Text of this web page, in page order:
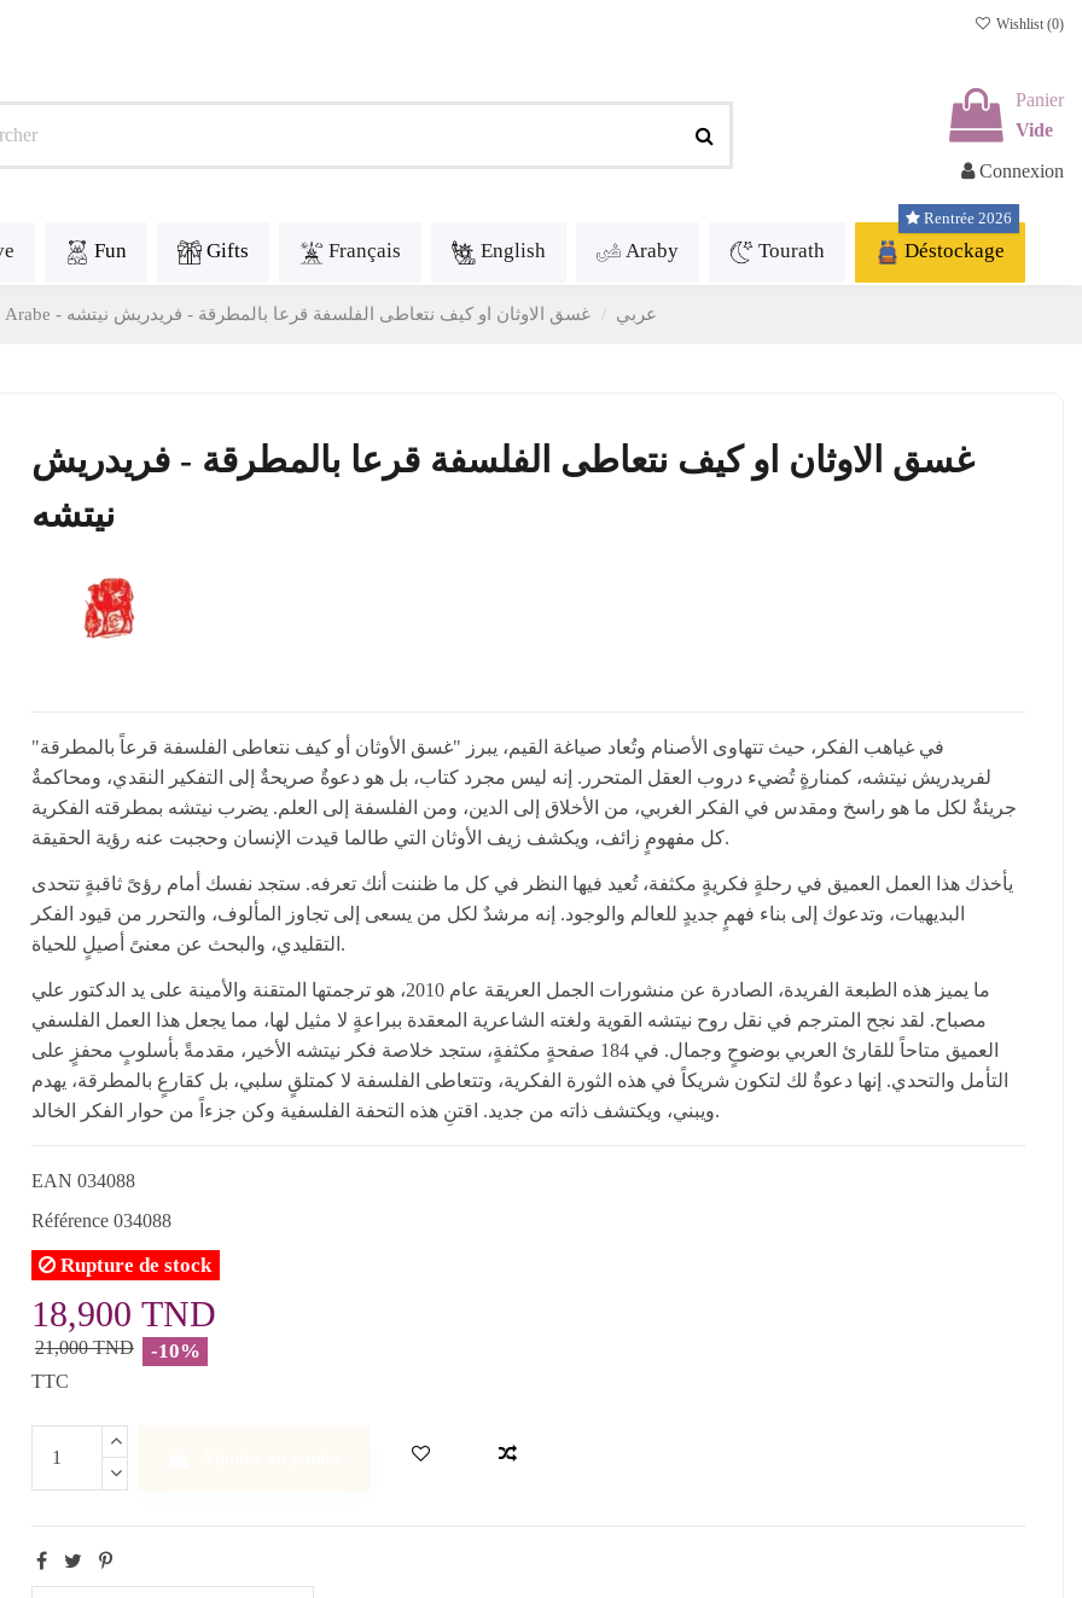
Wishlist (0)
Panier
Vide
Connexion
Fun Gifts Français English Araby Tourath Déstockage
Rentrée 2026
Arabe - عربي غسق الاوثان او كيف نتعاطى الفلسفة قرعا بالمطرقة - فريدريش نيتشه
غسق الاوثان او كيف نتعاطى الفلسفة قرعا بالمطرقة - فريدريش
نيتشه
في غياهب الفكر، حيث تتهاوى الأصنام وتُعاد صياغة القيم، يبرز "غسق الأوثان أو كيف نتعاطى الفلسفة قرعاً بالمطرقة"
لفريدريش نيتشه، كمنارةٍ تُضيء دروب العقل المتحرر. إنه ليس مجرد كتاب، بل هو دعوةٌ صريحةٌ إلى التفكير النقدي، ومحاكمةٌ
جريئةٌ لكل ما هو راسخ ومقدس في الفكر الغربي، من الأخلاق إلى الدين، ومن الفلسفة إلى العلم. يضرب نيتشه بمطرقته الفكرية
كل مفهومٍ زائف، ويكشف زيف الأوثان التي طالما قيدت الإنسان وحجبت عنه رؤية الحقيقة.
يأخذك هذا العمل العميق في رحلةٍ فكريةٍ مكثفة، تُعيد فيها النظر في كل ما ظننت أنك تعرفه. ستجد نفسك أمام رؤىً ثاقبةٍ تتحدى
البديهيات، وتدعوك إلى بناء فهمٍ جديدٍ للعالم والوجود. إنه مرشدٌ لكل من يسعى إلى تجاوز المألوف، والتحرر من قيود الفكر
التقليدي، والبحث عن معنىً أصيلٍ للحياة.
ما يميز هذه الطبعة الفريدة، الصادرة عن منشورات الجمل العريقة عام 2010، هو ترجمتها المتقنة والأمينة على يد الدكتور علي
مصباح. لقد نجح المترجم في نقل روح نيتشه القوية ولغته الشاعرية المعقدة ببراعةٍ لا مثيل لها، مما يجعل هذا العمل الفلسفي
العميق متاحاً للقارئ العربي بوضوحٍ وجمال. في 184 صفحةٍ مكثفةٍ، ستجد خلاصة فكر نيتشه الأخير، مقدمةً بأسلوبٍ محفزٍ على
التأمل والتحدي. إنها دعوةٌ لك لتكون شريكاً في هذه الثورة الفكرية، وتتعاطى الفلسفة لا كمتلقٍ سلبي، بل كقارعٍ بالمطرقة، يهدم
ويبني، ويكتشف ذاته من جديد. اقتنِ هذه التحفة الفلسفية وكن جزءاً من حوار الفكر الخالد.
EAN 034088
Référence 034088
Rupture de stock
18,900 TND
21,000 TND -10%
TTC